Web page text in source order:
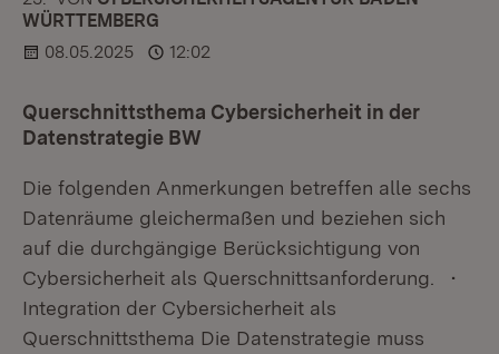
WÜRTTEMBERG
08.05.2025
12:02
Querschnittsthema Cybersicherheit in der
Datenstrategie BW
Die folgenden Anmerkungen betreffen alle sechs
Datenräume gleichermaßen und beziehen sich
auf die durchgängige Berücksichtigung von
Cybersicherheit als Querschnittsanforderung. •
Integration der Cybersicherheit als
Querschnittsthema Die Datenstrategie muss